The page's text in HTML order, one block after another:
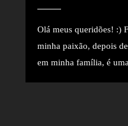
Olá meus queridões! :)
minha paixão, depois
em minha família, é